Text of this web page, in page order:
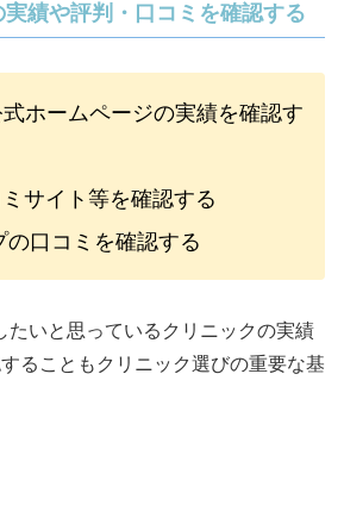
績や評判・口コミを確認する
ホームページの実績を確認す
サイト等を確認する
の口コミを確認する
たいと思っているクリニックの実績
ることもクリニック選びの重要な基